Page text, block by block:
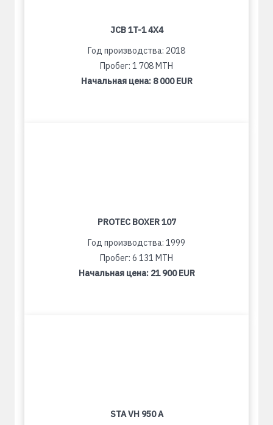
JCB 1T-1 4X4
Год производства: 2018
Пробег: 1 708 MTH
Начальная цена: 8 000 EUR
PROTEC BOXER 107
Год производства: 1999
Пробег: 6 131 MTH
Начальная цена: 21 900 EUR
STA VH 950 A